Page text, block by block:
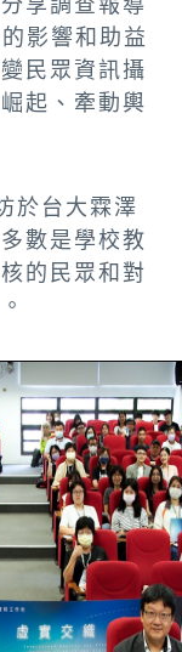
影響和助益
民眾資訊攝
起、牽動輿
於台大霖澤
數是學校教
的民眾和對